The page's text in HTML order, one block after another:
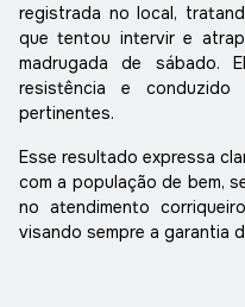
registrada no local,
que tentou intervir e
madrugada de sábado.
resistência e conduzido
pertinentes.
Esse resultado expressa
com a população de bem,
no atendimento
visando sempre a garantia